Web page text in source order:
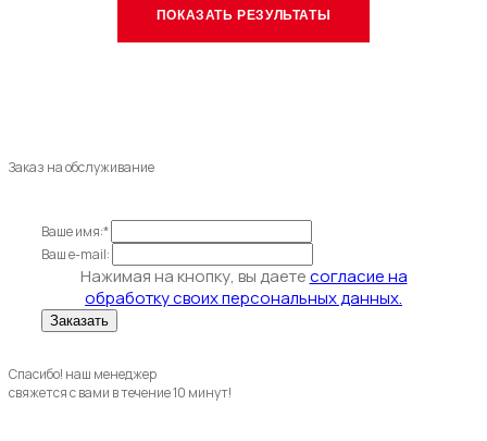
Заказ на обслуживание
Ваше имя:*
Ваш e-mail:
Нажимая на кнопку, вы даетесогласие на
обработку своих персональных данных.
Спасибо! наш менеджер
свяжется с вами в течение 10 минут!